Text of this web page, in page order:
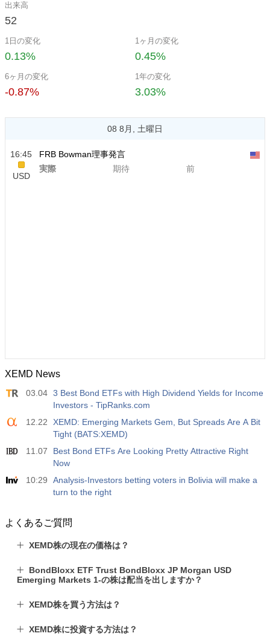
出来高
52
1日の変化
0.13%
1ヶ月の変化
0.45%
6ヶ月の変化
-0.87%
1年の変化
3.03%
08 8月, 土曜日
16:45
USD
FRB Bowman理事発言
実際
期待 前
XEMD News
03.04 3 Best Bond ETFs with High Dividend Yields for Income
Investors - TipRanks.com
12.22
XEMD: Emerging Markets Gem, But Spreads Are A Bit
Tight (BATS:XEMD)
11.07
Best Bond ETFs Are Looking Pretty Attractive Right
Now
10:29
Analysis-Investors betting voters in Bolivia will make a
turn to the right
よくあるご質問
XEMD株の現在の価格は？
BondBloxx ETF Trust BondBloxx JP Morgan USD
Emerging Markets 1-の株は配当を出しますか？
XEMD株を買う方法は？
XEMD株に投資する方法は？